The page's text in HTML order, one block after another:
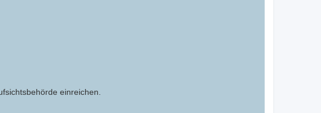
einreichen.